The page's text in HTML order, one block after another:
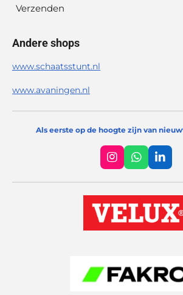
Verzenden
Andere shops
www.schaatsstunt.nl
www.avaningen.nl
Als eerste op de hoogte zijn van
I
n
s
t
a
g
W
h
a
t
s
A
L
i
n
k
e
d